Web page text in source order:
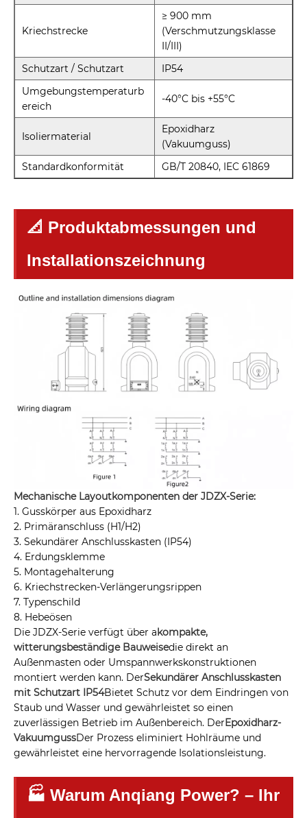
Kriechstrecke
≥ 900 mm
(Verschmutzungsklasse
II/III)
Schutzart / Schutzart
IP54
Umgebungstemperaturb
ereich
-40°C bis +55°C
Isoliermaterial
Epoxidharz
(Vakuumguss)
Standardkonformität
GB/T 20840, IEC 61869
📐 Produktabmessungen und
Installationszeichnung
Mechanische Layoutkomponenten der JDZX-Serie:
1. Gusskörper aus Epoxidharz
2. Primäranschluss (H1/H2)
3. Sekundärer Anschlusskasten (IP54)
4. Erdungsklemme
5. Montagehalterung
6. Kriechstrecken-Verlängerungsrippen
7. Typenschild
8. Hebeösen
Die JDZX-Serie verfügt über akompakte,
witterungsbeständige Bauweisedie direkt an
Außenmasten oder Umspannwerkskonstruktionen
montiert werden kann. DerSekundärer Anschlusskasten
mit Schutzart IP54Bietet Schutz vor dem Eindringen von
Staub und Wasser und gewährleistet so einen
zuverlässigen Betrieb im Außenbereich. DerEpoxidharz-
VakuumgussDer Prozess eliminiert Hohlräume und
gewährleistet eine hervorragende Isolationsleistung.
🏭 Warum Anqiang Power? – Ihr